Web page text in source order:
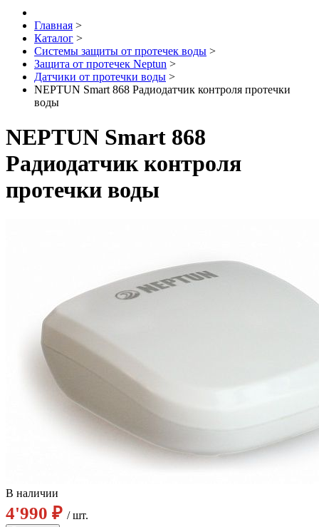
Главная >
Каталог >
Системы защиты от протечек воды >
Защита от протечек Neptun >
Датчики от протечки воды >
NEPTUN Smart 868 Радиодатчик контроля протечки
воды
NEPTUN Smart 868
Радиодатчик контроля
протечки воды
В наличии
4'990 ₽ / шт.